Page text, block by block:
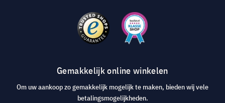
Gemakkelijk online winkelen
Om uw aankoop zo gemakkelijk mogelijk te maken, bieden wij vele
betalingsmogelijkheden.